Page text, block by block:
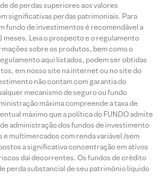
de perdas superiores aos valores
significativas perdas patrimoniais. Para
fundo de investimentos é recomendável a
meses. Leia o prospecto e o regulamento
sobre os produtos, bem como o
aqui listados, podem ser obtidas
em nosso site na internet ou no site do
não contam com garantia do
mecanismo de seguro ou fundo
máxima compreende a taxa de
máximo que a política do FUNDO admite
administração dos fundos de investimento
e multimercados com renda variável /sem
a significativa concentração em ativos
daí decorrentes. Os fundos de crédito
perda substancial de seu patrimônio líquido